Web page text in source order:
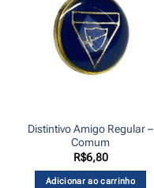
Distintivo Amigo Regular –
Comum
R$6,80
Adicionar ao carrinho